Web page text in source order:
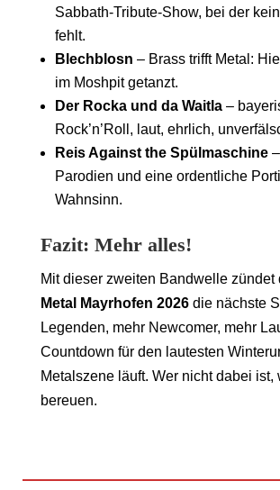
Sabbath-Tribute-Show, bei der
fehlt.
Blechblosn – Brass trifft Metal:
im Moshpit getanzt.
Der Rocka und da Waitla–
Rock’n’Roll, laut, ehrlich,
Reis Against the Spülmaschine–
Parodien und eine ordentliche
Wahnsinn.
Fazit: Mehr alles!
Mit dieser zweiten Bandwelle zündet
Metal Mayrhofen 2026die nächste
Legenden, mehr Newcomer, mehr
Countdown für den lautesten
Metalszene läuft. Wer nicht dabei ist,
bereuen.